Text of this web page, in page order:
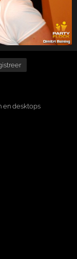
en desktops